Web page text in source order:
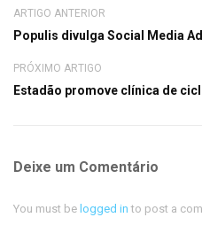
ARTIGO ANTERIOR
Populis divulga Social Media
PRÓXIMO ARTIGO
Estadão promove clínica de
Deixe um Comentário
You must be logged in to post a